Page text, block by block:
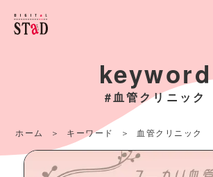
keyword
#血管クリニック
ホーム キーワード 血管クリニック